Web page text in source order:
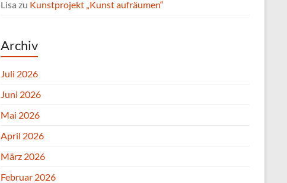
Lisa zu Kunstprojekt „Kunst aufräumen“
Archiv
Juli 2026
Juni 2026
Mai 2026
April 2026
März 2026
Februar 2026